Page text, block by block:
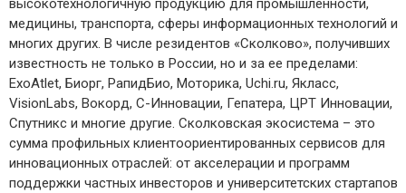
высокотехнологичную продукцию для промышленности,
медицины, транспорта, сферы информационных технологий и
многих других. В числе резидентов «Сколково», получивших
известность не только в России, но и за ее пределами:
ExoAtlet, Биорг, РапидБио, Моторика, Uchi.ru, Якласс,
VisionLabs, Вокорд, С-Инновации, Гепатера, ЦРТ Инновации,
Спутникс и многие другие. Сколковская экосистема – это
сумма профильных клиентоориентированных сервисов для
инновационных отраслей: от акселерации и программ
поддержки частных инвесторов и университетских стартапов